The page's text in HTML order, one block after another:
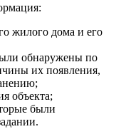
жилого дома и его
обнаружены по
их появления,
объекта;
были